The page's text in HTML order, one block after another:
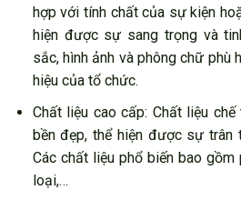
hợp với tính chất của sự kiện
hiện được sự sang trọng và
sắc, hình ảnh và phông chữ phù
hiệu của tổ chức.
Chất liệu cao cấp: Chất liệu
bền đẹp, thể hiện được sự trân
Các chất liệu phổ biến bao gồm
loại,…